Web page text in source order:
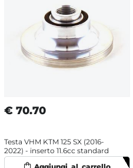
€ 70.70
Testa VHM KTM 125 SX (2016-
2022) - inserto 11.6cc standard